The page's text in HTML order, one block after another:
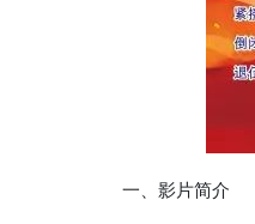
一、影片简介